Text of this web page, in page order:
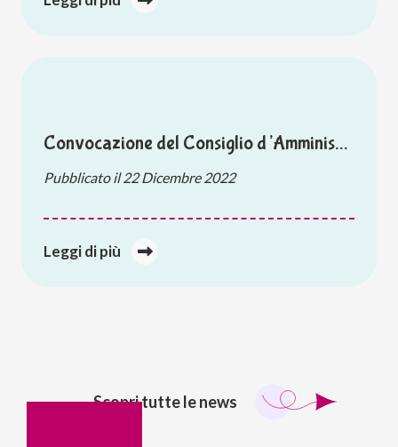
Convocazione del Consiglio d’Amminis…
Pubblicato il 22 Dicembre 2022
Leggi di più
Scopri tutte le news